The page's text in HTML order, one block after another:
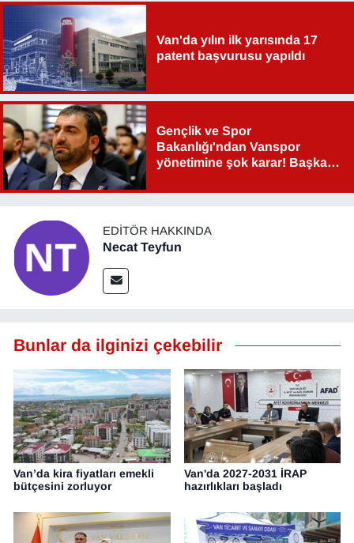
Van'da yılın ilk yarısında 17
patent başvurusu yapıldı
Gençlik ve Spor
Bakanlığı'ndan Vanspor
yönetimine şok karar! Başkan
EDITÖR HAKKINDA
Necat Teyfun
Bunlar da ilginizi çekebilir
Van’da kira fiyatları emekli
bütçesini zorluyor
Van'da 2027-2031 İRAP
hazırlıkları başladı